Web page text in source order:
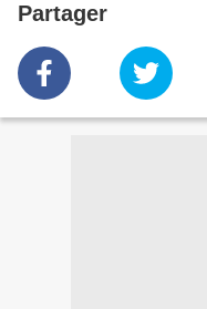
Partager